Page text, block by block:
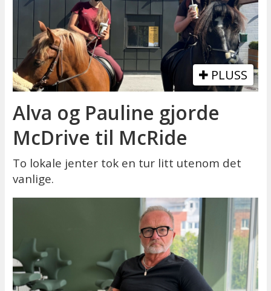
PLUSS
Alva og Pauline gjorde
McDrive til McRide
To lokale jenter tok en tur litt utenom det
vanlige.